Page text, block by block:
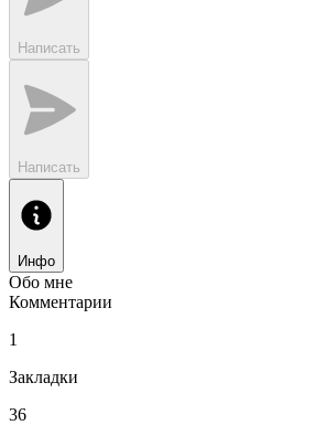
Написать
Написать
Инфо
Обо мне
Комментарии
1
Закладки
36